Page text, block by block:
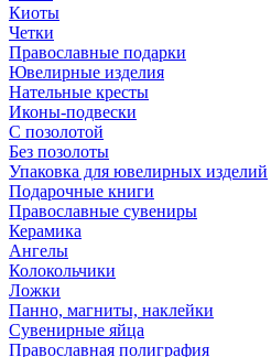
Киоты
Четки
Православные подарки
Ювелирные изделия
Нательные кресты
Иконы-подвески
С позолотой
Без позолоты
Упаковка для ювелирных изделий
Подарочные книги
Православные сувениры
Керамика
Ангелы
Колокольчики
Ложки
Панно, магниты, наклейки
Сувенирные яйца
Православная полиграфия